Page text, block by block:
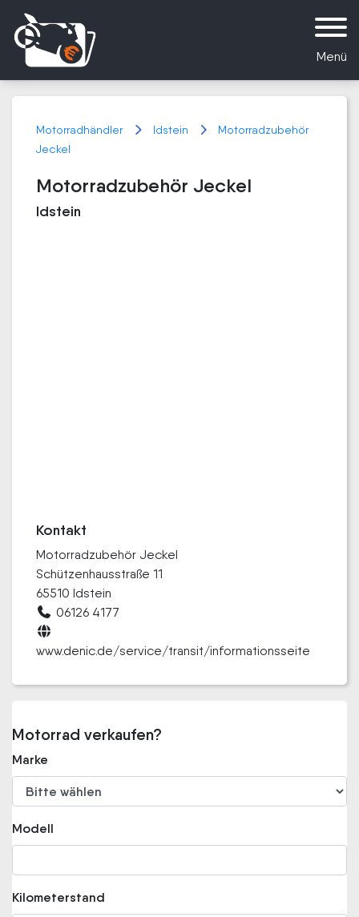
Menü
Motorradhändler Idstein
Motorradzubehör
Jeckel
Motorradzubehör Jeckel
Idstein
Kontakt
Motorradzubehör Jeckel
Schützenhausstraße 11
65510 Idstein
06126 4177
www.denic.de/service/transit/informationsseite
Motorrad verkaufen?
Marke
Modell
Kilometerstand